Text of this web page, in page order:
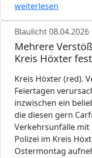
weiterlesen
Blaulicht08.04.2026
Mehrere
Kreis Höxter
Kreis Höxter (red).
Feiertagen
inzwischen ein
die diesen gern
Verkehrsunfälle mit
Polizei im Kreis
Ostermontag